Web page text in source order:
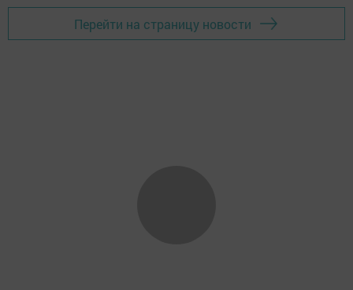
Перейти на страницу новости